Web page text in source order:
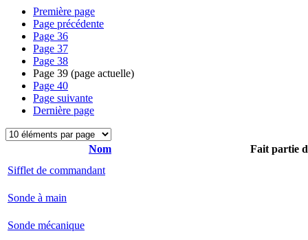
Première page
Page précédente
Page 36
Page 37
Page 38
Page 39 (page actuelle)
Page 40
Page suivante
Dernière page
Nom
Fait partie
Sifflet de commandant
Sonde à main
Sonde mécanique